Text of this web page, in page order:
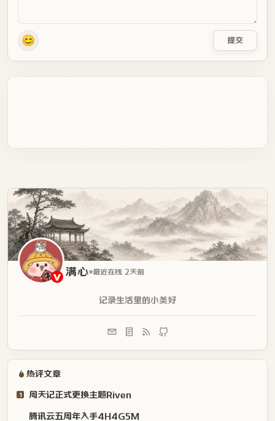
😊 提交
满心 最近在线 2天前
记录生活里的小美好
热评文章
1 周天记正式更换主题Riven
腾讯云五周年入手4H4G5M